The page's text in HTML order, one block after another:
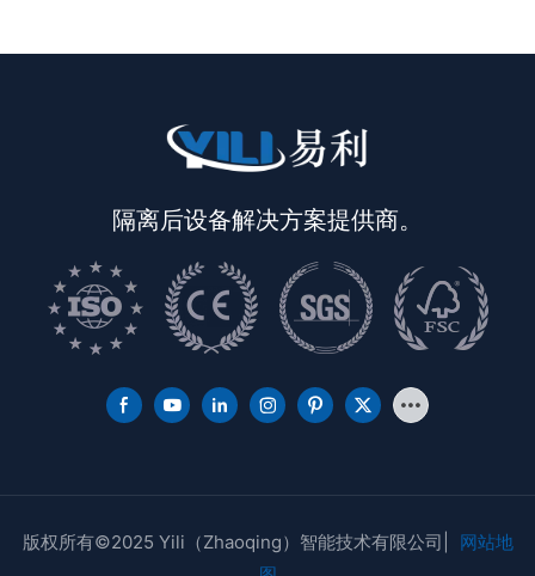
隔离后设备解决方案提供商。
版权所有©2025 Yili（Zhaoqing）智能技术有限公司|
网站地